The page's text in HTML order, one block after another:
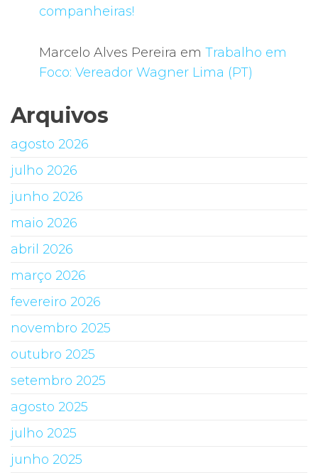
companheiras!
Marcelo Alves Pereira em Trabalho em
Foco: Vereador Wagner Lima (PT)
Arquivos
agosto 2026
julho 2026
junho 2026
maio 2026
abril 2026
março 2026
fevereiro 2026
novembro 2025
outubro 2025
setembro 2025
agosto 2025
julho 2025
junho 2025